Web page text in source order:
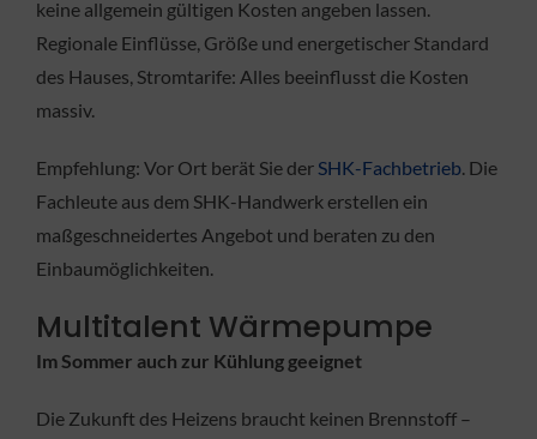
keine allgemein gültigen Kosten angeben lassen.
Regionale Einflüsse, Größe und energetischer Standard
des Hauses, Stromtarife: Alles beeinflusst die Kosten
massiv.
Empfehlung: Vor Ort berät Sie derSHK-Fachbetrieb. Die
Fachleute aus dem SHK-Handwerk erstellen ein
maßgeschneidertes Angebot und beraten zu den
Einbaumöglichkeiten.
Multitalent Wärmepumpe
Im Sommer auch zur Kühlung geeignet
Die Zukunft des Heizens braucht keinen Brennstoff –